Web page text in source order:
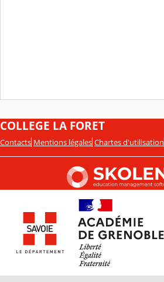
COLLEGE LA FORET
Contacts Mentions légales Chartes d'utilisation